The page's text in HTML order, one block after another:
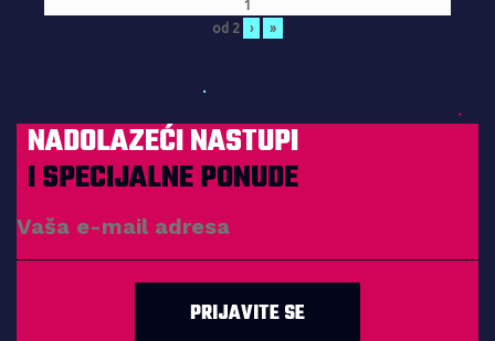
od 2 › »
NADOLAZEĆI NASTUPI
I SPECIJALNE PONUDE
PRIJAVITE SE